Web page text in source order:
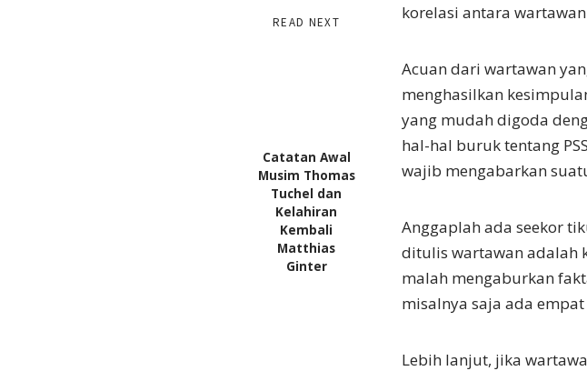
READ NEXT
Catatan Awal
Musim Thomas
Tuchel dan
Kelahiran
Kembali
Matthias
Ginter
korelasi antara
Acuan dari wartawan
menghasilkan
yang mudah digoda
hal-hal buruk tentang
wajib mengabarkan
Anggaplah ada seekor
ditulis wartawan adalah
malah mengaburkan
misalnya saja ada
Lebih lanjut, jika